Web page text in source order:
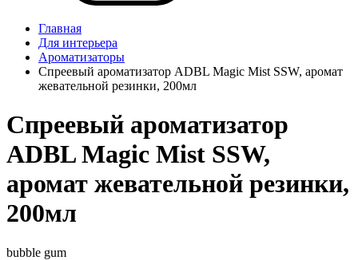
Главная
Для интерьера
Ароматизаторы
Спреевый ароматизатор ADBL Magic Mist SSW, аромат
жевательной резинки, 200мл
Спреевый ароматизатор
ADBL Magic Mist SSW,
аромат жевательной резинки,
200мл
bubble gum